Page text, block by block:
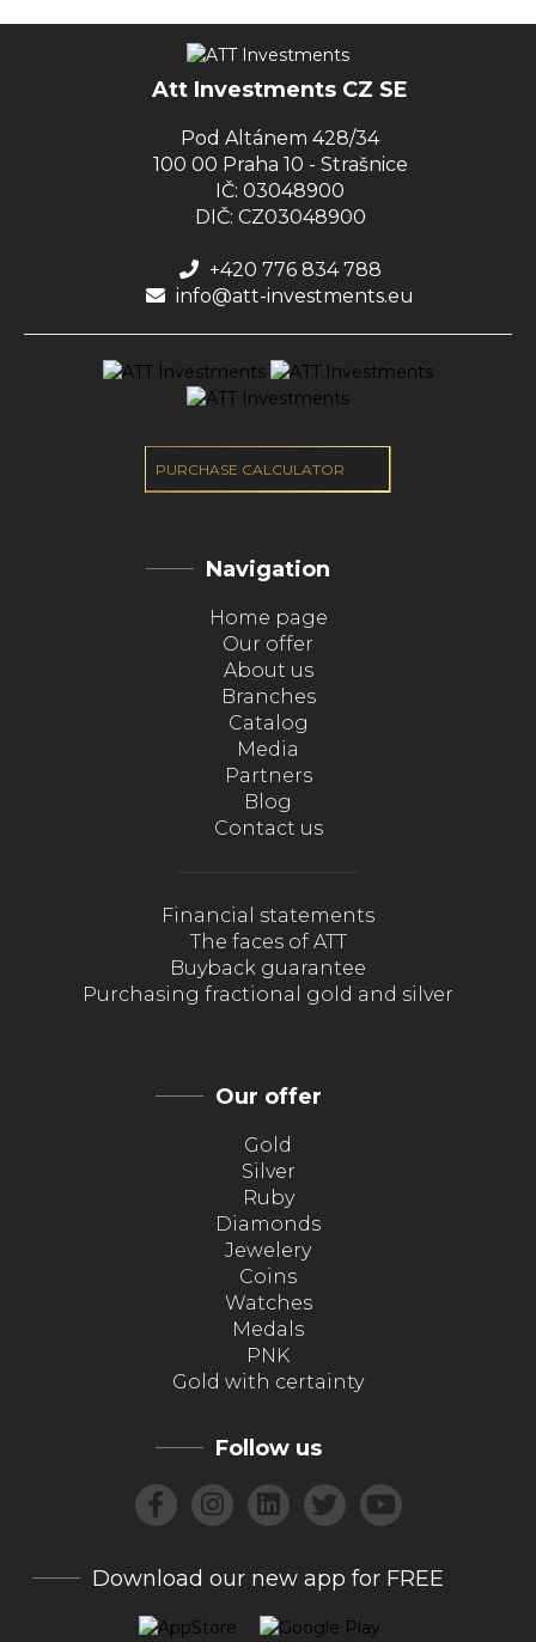
Att Investments CZ SE
Pod Altánem 428/34
100 00 Praha 10 - Strašnice
IČ: 03048900
DIČ: CZ03048900
+420 776 834 788
info@att-investments.eu
PURCHASE CALCULATOR
Navigation
Home page
Our offer
About us
Branches
Catalog
Media
Partners
Blog
Contact us
Financial statements
The faces of ATT
Buyback guarantee
Purchasing fractional gold and silver
Our offer
Gold
Silver
Ruby
Diamonds
Jewelery
Coins
Watches
Medals
PNK
Gold with certainty
Follow us
Download our new app for FREE